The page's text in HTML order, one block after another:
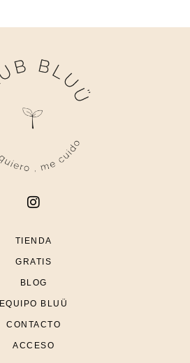
TIENDA
GRATIS
BLOG
EQUIPO BLUÜ
CONTACTO
ACCESO